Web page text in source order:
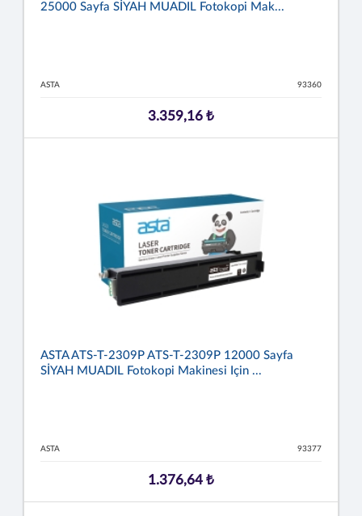
25000 Sayfa SİYAH MUADIL Fotokopi Mak...
ASTA 93360
3.359,16 ₺
ASTA ATS-T-2309P ATS-T-2309P 12000 Sayfa
SİYAH MUADIL Fotokopi Makinesi Için ...
ASTA 93377
1.376,64 ₺